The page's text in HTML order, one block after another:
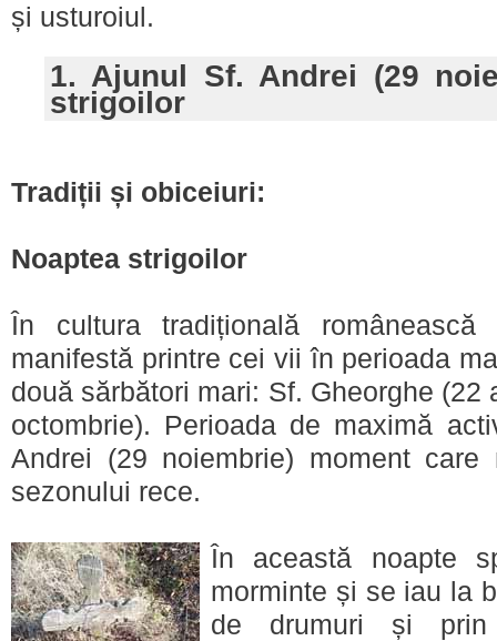
și usturoiul.
1. Ajunul Sf. Andrei (29
strigoilor
Tradiții și obiceiuri:
Noaptea strigoilor
În cultura tradițională
manifestă printre cei vii în perioada
două sărbători mari: Sf. Gheorghe (22
octombrie). Perioada de maximă
Andrei (29 noiembrie) moment care
sezonului rece.
În această noapte
morminte și se iau la
de drumuri și prin